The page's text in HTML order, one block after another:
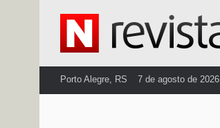
Porto Alegre, RS 7 de agosto de 2026